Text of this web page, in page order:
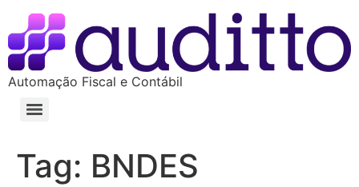
Automação Fiscal e Contábil
Tag: BNDES